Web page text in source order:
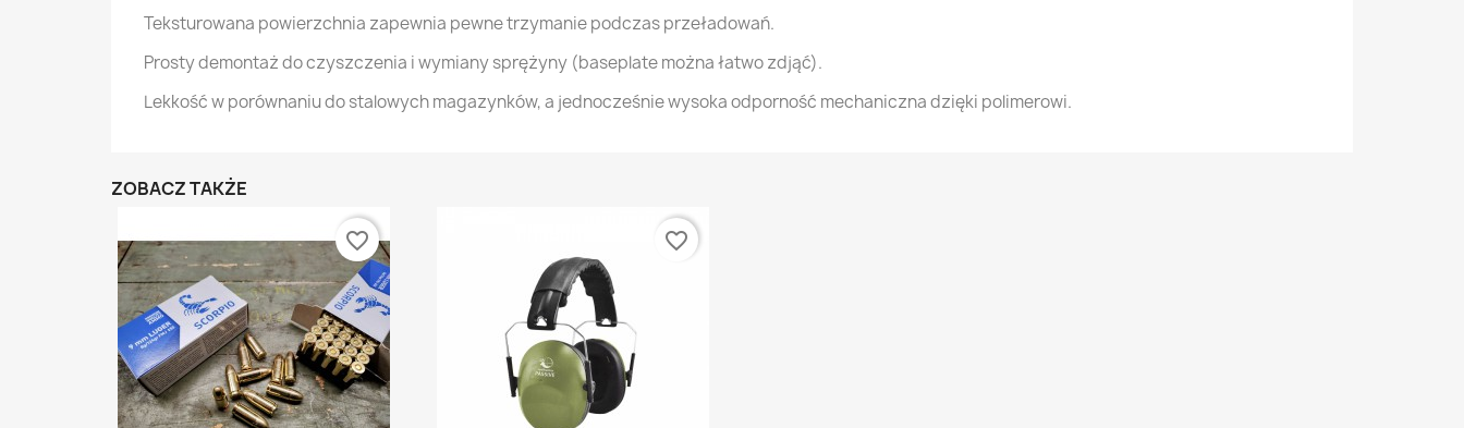
Teksturowana powierzchnia zapewnia pewne trzymanie podczas przeładowań.
Prosty demontaż do czyszczenia i wymiany sprężyny (baseplate można łatwo zdjąć).
Lekkość w porównaniu do stalowych magazynków, a jednocześnie wysoka odporność mechaniczna dzięki polimerowi.
ZOBACZ TAKŻE
favorite_border favorite_border